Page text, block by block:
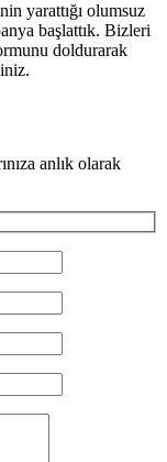
yarattığı olumsuz
başlattık. Bizleri
doldurarak
anlık olarak